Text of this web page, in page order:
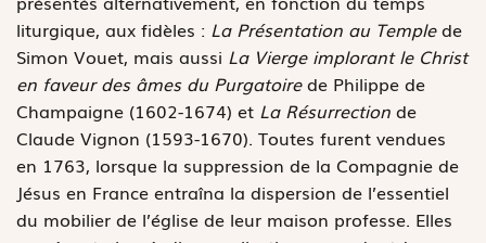
liturgique, aux fidèles : La Présentation au Templede
Simon Vouet, mais aussi La Vierge implorant le Christ
en faveur des âmes du Purgatoirede Philippe de
Champaigne (1602-1674) et La Résurrection de
Claude Vignon (1593-1670). Toutes furent vendues
en 1763, lorsque la suppression de la Compagnie de
Jésus en France entraîna la dispersion de l’essentiel
du mobilier de l’église de leur maison professe. Elles